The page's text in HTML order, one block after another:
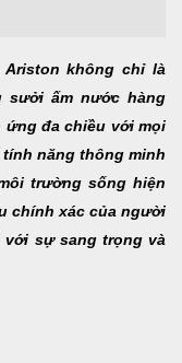
không chỉ là
sưởi ấm nước hàng
ứng đa chiều với mọi
năng thông minh
trường sống hiện
chính xác của người
sự sang trọng và